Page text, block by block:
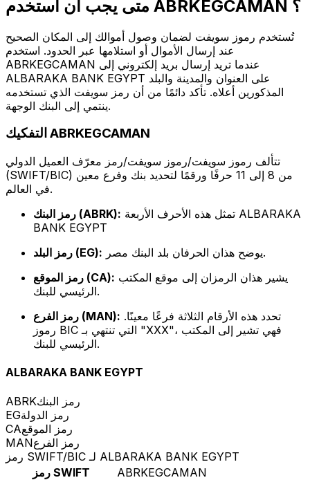
متى يجب أن أستخدم ABRKEGCAMAN ؟
تُستخدم رموز سويفت لضمان وصول أموالك إلى المكان الصحيح
عند إرسال الأموال أو استلامها عبر الحدود. استخدم
ABRKEGCAMAN عندما تريد إرسال بريد إلكتروني إلى
ALBARAKA BANK EGYPT على العنوان والمدينة والبلد
المذكورين أعلاه. تأكد دائمًا من أن رمز سويفت الذي تستخدمه
ينتمي إلى البنك الوجهة.
التفكيك ABRKEGCAMAN
تتألف رموز سويفت/رموز سويفت/رمز معرّف العميل الدولي
(SWIFT/BIC) من 8 إلى 11 حرفًا ورقمًا لتحديد بنك وفرع معين
في العالم.
رمز البنك (ABRK):
BANK EGYPT
رمز البلد (EG):
يوضح هذان الحرفان بلد البنك مصر.
رمز الموقع (CA):
الرئيسي للبنك.
رمز الفرع (MAN):
رموز BIC التي تنتهي بـ "XXX"، فهي تشير إلى المكتب
الرئيسي للبنك.
ALBARAKA BANK EGYPT
ABRKرمز البنك
EGرمز الدولة
CAرمز الموقع
MANرمز الفرع
رمز SWIFT/BIC لـ ALBARAKA BANK EGYPT
رمز SWIFT
ABRKEGCAMAN